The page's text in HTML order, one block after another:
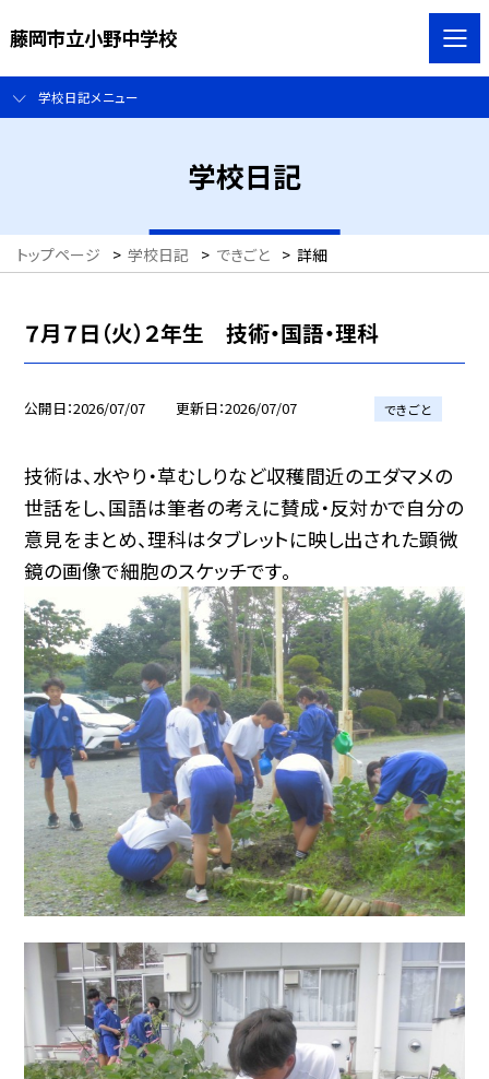
藤岡市立小野中学校
学校日記メニュー
学校日記
トップページ > 学校日記 > できごと > 詳細
７月７日（火）２年生 技術・国語・理科
公開日 2026/07/07 更新日 2026/07/07 できごと
技術は、水やり・草むしりなど収穫間近のエダマメの
世話をし、国語は筆者の考えに賛成・反対かで自分の
意見をまとめ、理科はタブレットに映し出された顕微
鏡の画像で細胞のスケッチです。